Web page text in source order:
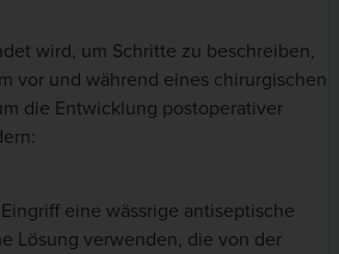
wird, um Schritte zu beschreiben,
vor und während eines chirurgischen
die Entwicklung postoperativer
eine wässrige antiseptische
Lösung verwenden, die von der